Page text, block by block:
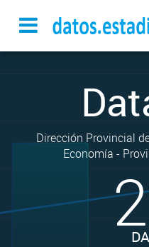
Dirección Provincial
Economía -